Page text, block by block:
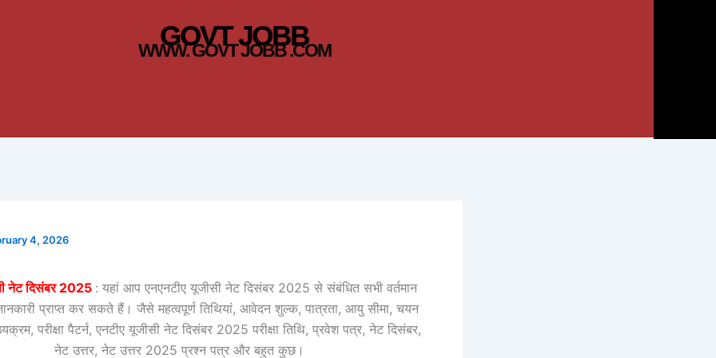
GOVT JOBB
WWW. GOVT JOBB .COM
4, 2026
नेट दिसंबर 2025 : यहां आप एनएनटीए यूजीसी नेट दिसंबर 2025 से संबंधित सभी वर्तमान
प्राप्त कर सकते हैं। जैसे महत्वपूर्ण तिथियां, आवेदन शुल्क, पात्रता, आयु सीमा, चयन
परीक्षा पैटर्न, एनटीए यूजीसी नेट दिसंबर 2025 परीक्षा तिथि, प्रवेश पत्र, नेट दिसंबर,
नेट उत्तर, नेट उत्तर 2025 प्रश्न पत्र और बहुत कुछ।